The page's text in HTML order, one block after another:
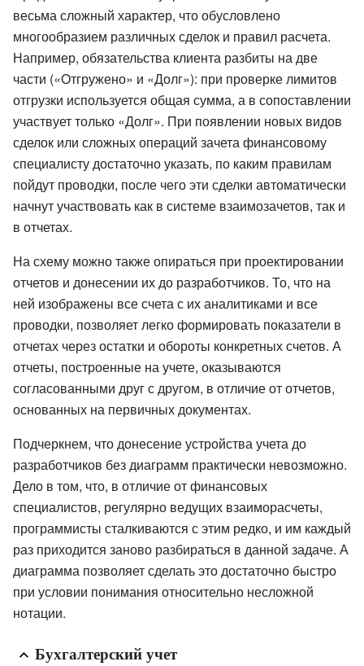
весьма сложный характер, что обусловлено
многообразием различных сделок и правил расчета.
Например, обязательства клиента разбиты на две
части («Отгружено» и «Долг»): при проверке лимитов
отгрузки используется общая сумма, а в сопоставлении
участвует только «Долг». При появлении новых видов
сделок или сложных операций зачета финансовому
специалисту достаточно указать, по каким правилам
пойдут проводки, после чего эти сделки автоматически
начнут участвовать как в системе взаимозачетов, так и
в отчетах.
На схему можно также опираться при проектировании
отчетов и донесении их до разработчиков. То, что на
ней изображены все счета с их аналитиками и все
проводки, позволяет легко формировать показатели в
отчетах через остатки и обороты конкретных счетов. А
отчеты, построенные на учете, оказываются
согласованными друг с другом, в отличие от отчетов,
основанных на первичных документах.
Подчеркнем, что донесение устройства учета до
разработчиков без диаграмм практически невозможно.
Дело в том, что, в отличие от финансовых
специалистов, регулярно ведущих взаиморасчеты,
программисты сталкиваются с этим редко, и им каждый
раз приходится заново разбираться в данной задаче. А
диаграмма позволяет сделать это достаточно быстро
при условии понимания относительно несложной
нотации.
Бухгалтерский учет